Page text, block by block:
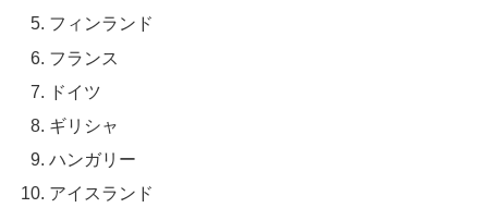
フィンランド
フランス
ドイツ
ギリシャ
ハンガリー
アイスランド